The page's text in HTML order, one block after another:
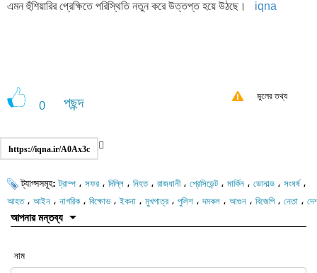
এমন হুঁশিয়ারির প্রেক্ষিতে পরিস্থিতি নতুন করে উত্তপ্ত হয়ে উঠছে। iqna
0 পছন্দ ভুলের তথ্য
https://iqna.ir/A0Ax3c
ট্যাগ্সসমূহ:ট্রাম্প، সফর ، দিল্লি ، নিহত، রাজধানী، প্রেসিডেন্ট ، মার্কিন ، ডোনাল্ড ، সংঘর্ষ،
আহত، আইন ، নাগরিক، বিক্ষোভ،ইকনা ، মুখপাত্র ، পুলিশ ،দমকল ، আগুন ، বিজেপি، নেতা ،
আপনার মন্তব্য
নাম